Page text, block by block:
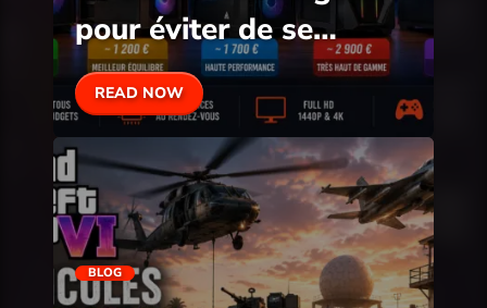
pour éviter de se
tromper
READ NOW
BLOG